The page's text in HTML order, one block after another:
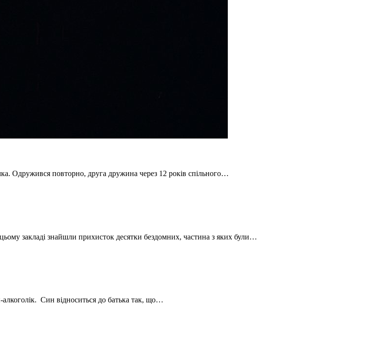
Одружився повторно, друга дружина через 12 років спільного…
закладі знайшли прихисток десятки бездомних, частина з яких були…
Син відноситься до батька так, що…